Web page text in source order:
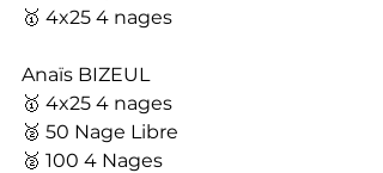
🥇 4x25 4 nages
Anaïs BIZEUL
🥇 4x25 4 nages
🥈 50 Nage Libre
🥈 100 4 Nages